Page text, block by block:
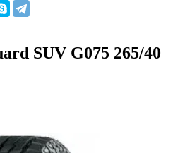
SUV G075 265/40